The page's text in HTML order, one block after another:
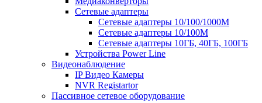
Сетевые адаптеры
Сетевые адаптеры 10/100/1000М
Сетевые адаптеры 10/100M
Сетевые адаптеры 10ГБ, 40ГБ, 100ГБ
Устройства Power Line
Видеонаблюдение
IP Видео Камеры
NVR Registartor
Пассивное сетевое оборудование